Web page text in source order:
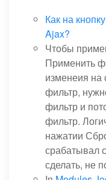
Как на
Ajax?
Чтобы
Применить
изменеия на
фильтр,
фильтр и
фильтр.
нажатии
срабатывал
сделать, не